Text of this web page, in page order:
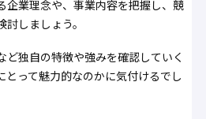
企業理念や、事業内容を把握し、競
しましょう。
ど独自の特徴や強みを確認していく
とって魅力的なのかに気付けるでし